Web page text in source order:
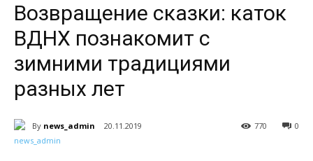
Возвращение сказки: каток
ВДНХ познакомит с
зимними традициями
разных лет
By news_admin 20.11.2019 0
770